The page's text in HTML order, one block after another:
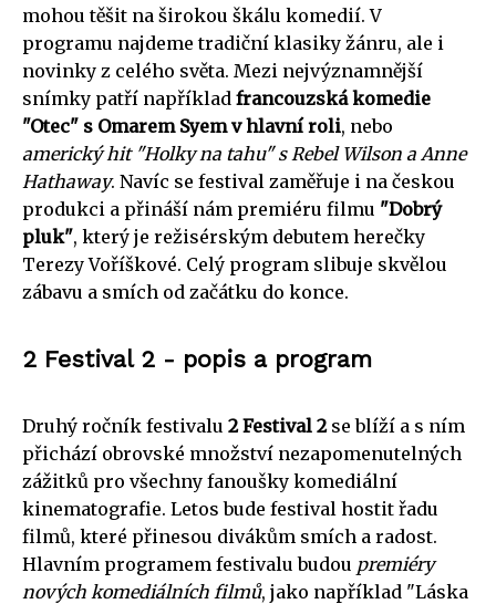
mohou těšit na širokou škálu komedií. V
programu najdeme tradiční klasiky žánru, ale i
novinky z celého světa. Mezi nejvýznamnější
snímky patří například francouzská komedie
"Otec" s Omarem Syem v hlavní roli, nebo
americký hit "Holky na tahu" s Rebel Wilson a Anne
Hathaway. Navíc se festival zaměřuje i na českou
produkci a přináší nám premiéru filmu "Dobrý
pluk", který je režisérským debutem herečky
Terezy Voříškové. Celý program slibuje skvělou
zábavu a smích od začátku do konce.
2 Festival 2 - popis a program
Druhý ročník festivalu 2 Festival 2se blíží a s ním
přichází obrovské množství nezapomenutelných
zážitků pro všechny fanoušky komediální
kinematografie. Letos bude festival hostit řadu
filmů, které přinesou divákům smích a radost.
Hlavním programem festivalu budou premiéry
nových komediálních filmů, jako například "Láska